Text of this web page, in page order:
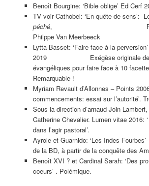
Benoît Bourgine: ‘Bible oblige’ Ed Cerf
TV voir Cathobel: ‘En quête de sens’:
péché, Paul
Philppe Van Meerbeeck
Lytta Basset: ‘Faire face à la
2019 Exégèse originale de
évangéliques pour faire face à 10
Remarquable !
Myriam Revault d’Allonnes – Points
commencements: essai sur l’autorité’.
Sous la direction d’arnaud Join-
Catherine Chevalier. Lumen vitae 2016:
dans l’agir pastoral’.
Ayrole et Guarnido: ‘Les Indes
de la BD, à partir de la conquête des
Benoît XVI ? et Cardinal Sarah: ‘Des
coeurs’ . Polémique.